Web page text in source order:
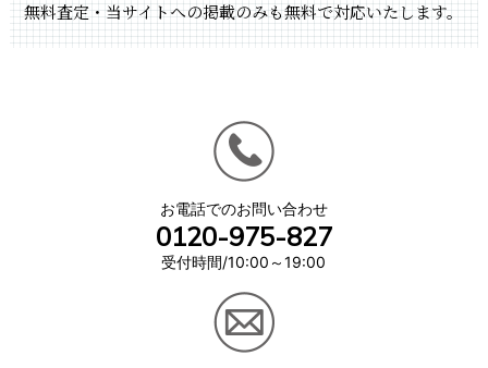
無料査定・当サイトへの掲載のみも無料で対応いたします。
お電話でのお問い合わせ
0120-975-827
受付時間/10:00～19:00